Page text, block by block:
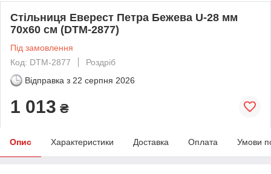
Стільниця Еверест Петра Бежева U-28 мм
70х60 см (DTM-2877)
Під замовлення
Код: DTM-2877
Роздріб
Відправка з 22 серпня 2026
1 013 ₴
Опис Характеристики Доставка Оплата Умови